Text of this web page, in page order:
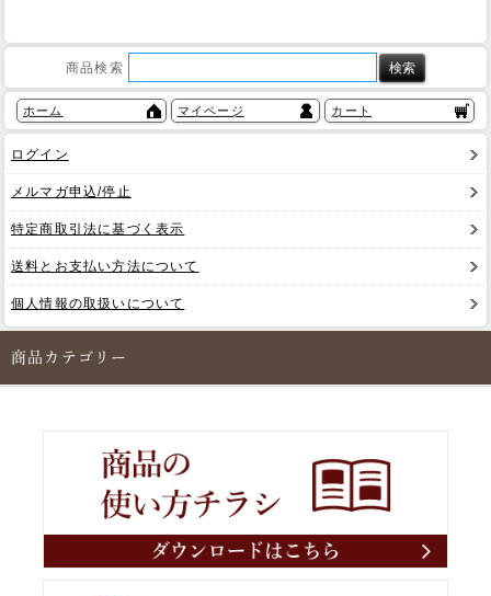
商品検索
ホーム マイページ カート
ログイン
メルマガ申込/停止
特定商取引法に基づく表示
送料とお支払い方法について
個人情報の取扱いについて
商品カテゴリー